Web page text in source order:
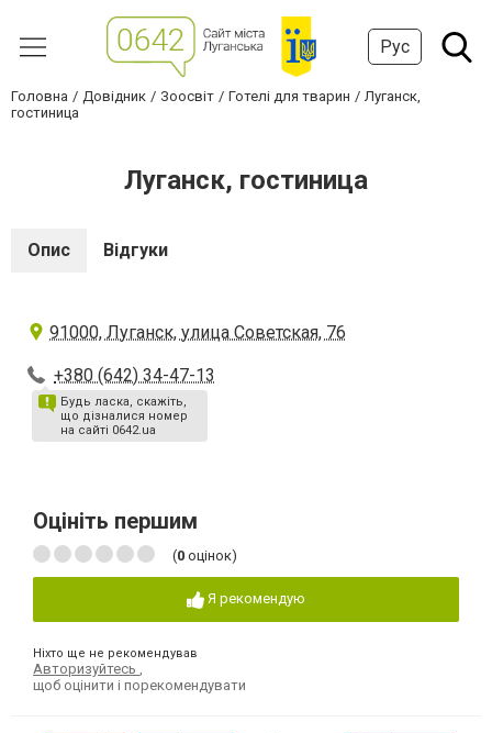
Рус
Головна Довідник Зоосвіт Готелі для тварин
Луганск,
гостиница
Луганск, гостиница
Опис Відгуки
91000, Луганск, улица Советская, 76
+380 (642) 34-47-13
Будь ласка, скажіть,
що дізналися номер
на сайті 0642.ua
Оцініть першим
(0 оцінок)
Я рекомендую
Ніхто ще не рекомендував
Авторизуйтесь
щоб оцінити і порекомендувати